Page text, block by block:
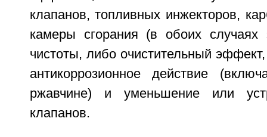
клапанов, топливных инжекторов,
камеры сгорания (в обоих случаях
чистоты, либо очистительный
антикоррозионное действие
ржавчине) и уменьшение или
клапанов.